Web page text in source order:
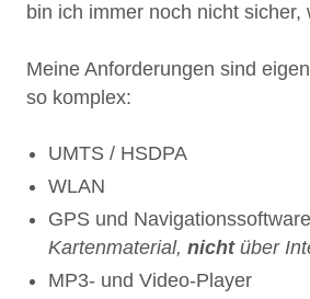
bin ich immer noch nicht sicher,
Meine Anforderungen sind
so komplex:
UMTS / HSDPA
WLAN
GPS und
Kartenmaterial, nichtüber
MP3- und Video-Player